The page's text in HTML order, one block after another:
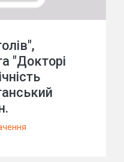
"Докторі